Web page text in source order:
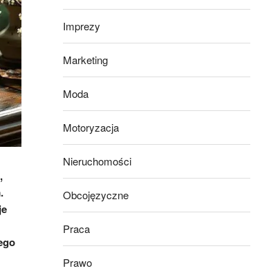
Imprezy
Marketing
Moda
Motoryzacja
Nieruchomości
Obcojęzyczne
Praca
Prawo